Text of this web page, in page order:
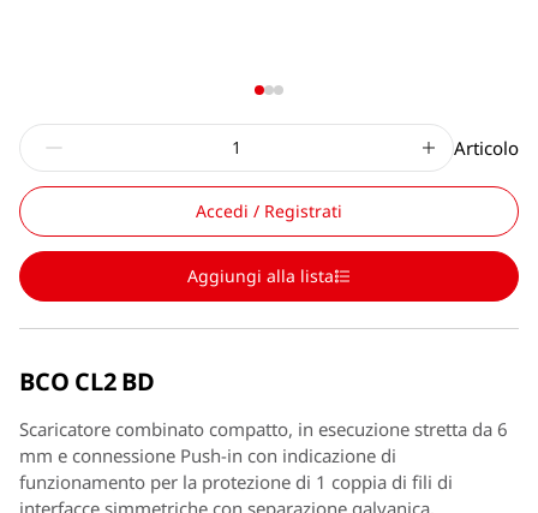
Articolo
Accedi / Registrati
Aggiungi alla lista
BCO CL2 BD
Scaricatore combinato compatto, in esecuzione stretta da 6
mm e connessione Push-in con indicazione di
funzionamento per la protezione di 1 coppia di fili di
interfacce simmetriche con separazione galvanica.